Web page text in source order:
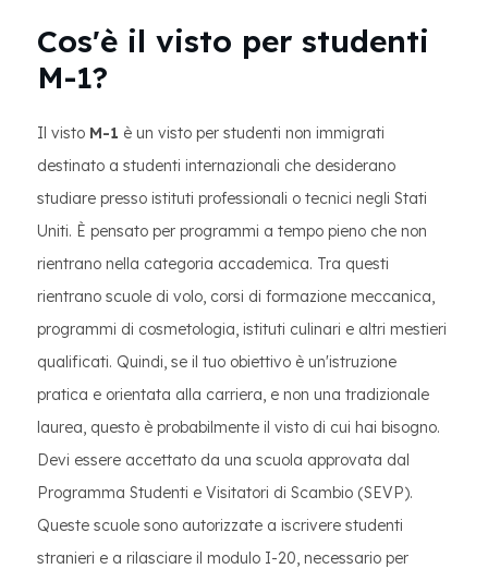
Cos'è il visto per studenti
M-1?
Il visto M-1 è un visto per studenti non immigrati
destinato a studenti internazionali che desiderano
studiare presso istituti professionali o tecnici negli Stati
Uniti. È pensato per programmi a tempo pieno che non
rientrano nella categoria accademica. Tra questi
rientrano scuole di volo, corsi di formazione meccanica,
programmi di cosmetologia, istituti culinari e altri mestieri
qualificati. Quindi, se il tuo obiettivo è un'istruzione
pratica e orientata alla carriera, e non una tradizionale
laurea, questo è probabilmente il visto di cui hai bisogno.
Devi essere accettato da una scuola approvata dal
Programma Studenti e Visitatori di Scambio (SEVP).
Queste scuole sono autorizzate a iscrivere studenti
stranieri e a rilasciare il modulo I-20, necessario per